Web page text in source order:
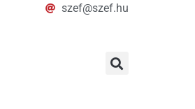
szef@szef.hu